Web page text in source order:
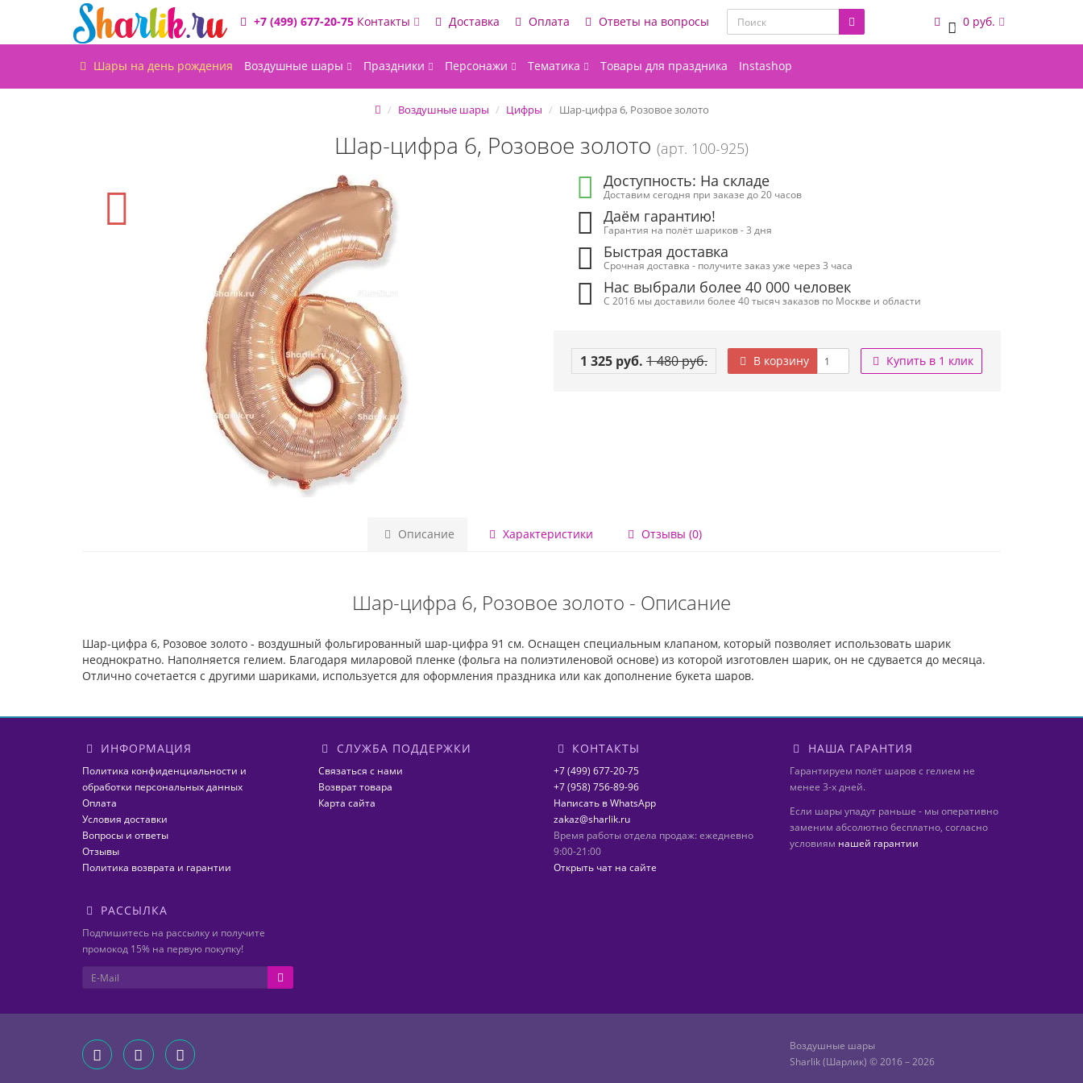
+7 (499) 677-20-75 Контакты Доставка Оплата Ответы на вопросы 0 0 руб.
Шары на день рождения Воздушные шары Праздники Персонажи Тематика Товары для праздника Instashop
Воздушные шары Цифры Шар-цифра 6, Розовое золото
Шар-цифра 6, Розовое золото (арт. 100-925)
Доступность: На складе
Доставим сегодня при заказе до 20 часов
Даём гарантию!
Гарантия на полёт шариков - 3 дня
Быстрая доставка
Срочная доставка - получите заказ уже через 3 часа
Нас выбрали более 40 000 человек
С 2016 мы доставили более 40 тысяч заказов по Москве и области
1 325 руб. 1 480 руб. В корзину Купить в 1 клик
Описание Характеристики Отзывы (0)
Шар-цифра 6, Розовое золото - Описание
Шар-цифра 6, Розовое золото - воздушный фольгированный шар-цифра 91 см. Оснащен специальным клапаном, который позволяет использовать шарик
неоднократно. Наполняется гелием. Благодаря миларовой пленке (фольга на полиэтиленовой основе) из которой изготовлен шарик, он не сдувается до месяца.
Отлично сочетается с другими шариками, используется для оформления праздника или как дополнение букета шаров.
ИНФОРМАЦИЯ
Политика конфиденциальности и
обработки персональных данных
Оплата
Условия доставки
Вопросы и ответы
Отзывы
Политика возврата и гарантии
СЛУЖБА ПОДДЕРЖКИ
Связаться с нами
Возврат товара
Карта сайта
КОНТАКТЫ
+7 (499) 677-20-75
+7 (958) 756-89-96
Написать в WhatsApp
zakaz@sharlik.ru
Время работы отдела продаж: ежедневно
9:00-21:00
Открыть чат на сайте
НАША ГАРАНТИЯ
Гарантируем полёт шаров с гелием не
менее 3-х дней.
Если шары упадут раньше - мы оперативно
заменим абсолютно бесплатно, согласно
условиям нашей гарантии
РАССЫЛКА
Подпишитесь на рассылку и получите
промокод 15% на первую покупку!
Воздушные шары
Sharlik (Шарлик) © 2016 – 2026